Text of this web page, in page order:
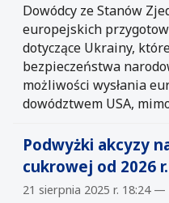
Dowódcy ze Stanów
europejskich
dotyczące Ukrainy,
bezpieczeństwa
możliwości wysłania
dowództwem USA,
Podwyżki akcyzy
cukrowej od 2026
21 sierpnia 2025 r. 18:24 —